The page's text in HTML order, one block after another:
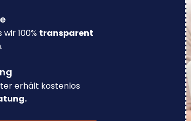
wir 100% transparent
erhält kostenlos